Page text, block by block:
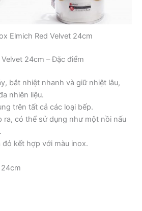
Elmich Red Velvet 24cm
24cm – Đặc điểm
bắt nhiệt nhanh và giữ nhiệt lâu,
nhiên liệu.
trên tất cả các loại bếp.
ra, có thể sử dụng như một nồi nấu
đỏ kết hợp với màu inox.